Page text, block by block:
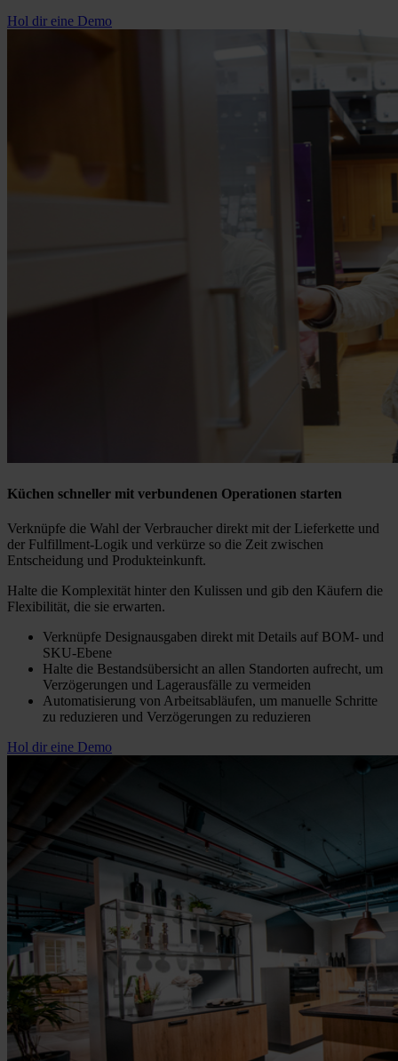
Hol dir eine Demo
Küchen schneller mit verbundenen Operationen starten
Verknüpfe die Wahl der Verbraucher direkt mit der Lieferkette und
der Fulfillment-Logik und verkürze so die Zeit zwischen
Entscheidung und Produkteinkunft.
Halte die Komplexität hinter den Kulissen und gib den Käufern die
Flexibilität, die sie erwarten.
Verknüpfe Designausgaben direkt mit Details auf BOM- und
SKU-Ebene
Halte die Bestandsübersicht an allen Standorten aufrecht, um
Verzögerungen und Lagerausfälle zu vermeiden
Automatisierung von Arbeitsabläufen, um manuelle Schritte
zu reduzieren und Verzögerungen zu reduzieren
Hol dir eine Demo